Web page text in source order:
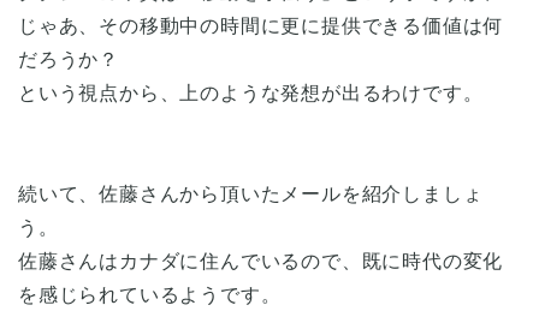
じゃあ、その移動中の時間に更に提供できる価値は何
だろうか？
という視点から、上のような発想が出るわけです。
続いて、佐藤さんから頂いたメールを紹介しましょ
う。
佐藤さんはカナダに住んでいるので、既に時代の変化
を感じられているようです。